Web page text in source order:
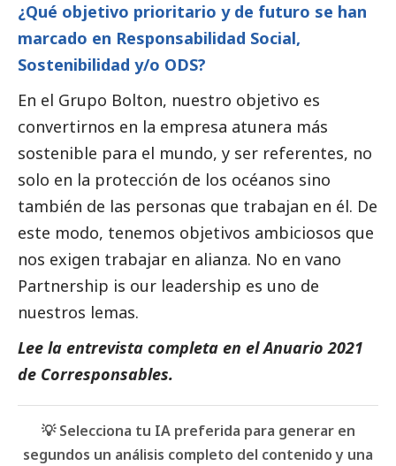
¿Qué objetivo prioritario y de futuro se han
marcado en Responsabilidad Social,
Sostenibilidad y/o ODS?
En el Grupo Bolton, nuestro objetivo es
convertirnos en la empresa atunera más
sostenible para el mundo, y ser referentes, no
solo en la protección de los océanos sino
también de las personas que trabajan en él. De
este modo, tenemos objetivos ambiciosos que
nos exigen trabajar en alianza. No en vano
Partnership is our leadership es uno de
nuestros lemas.
Lee la entrevista completa en el Anuario 2021
de Corresponsables.
💡 Selecciona tu IA preferida para generar en
segundos un análisis completo del contenido y una